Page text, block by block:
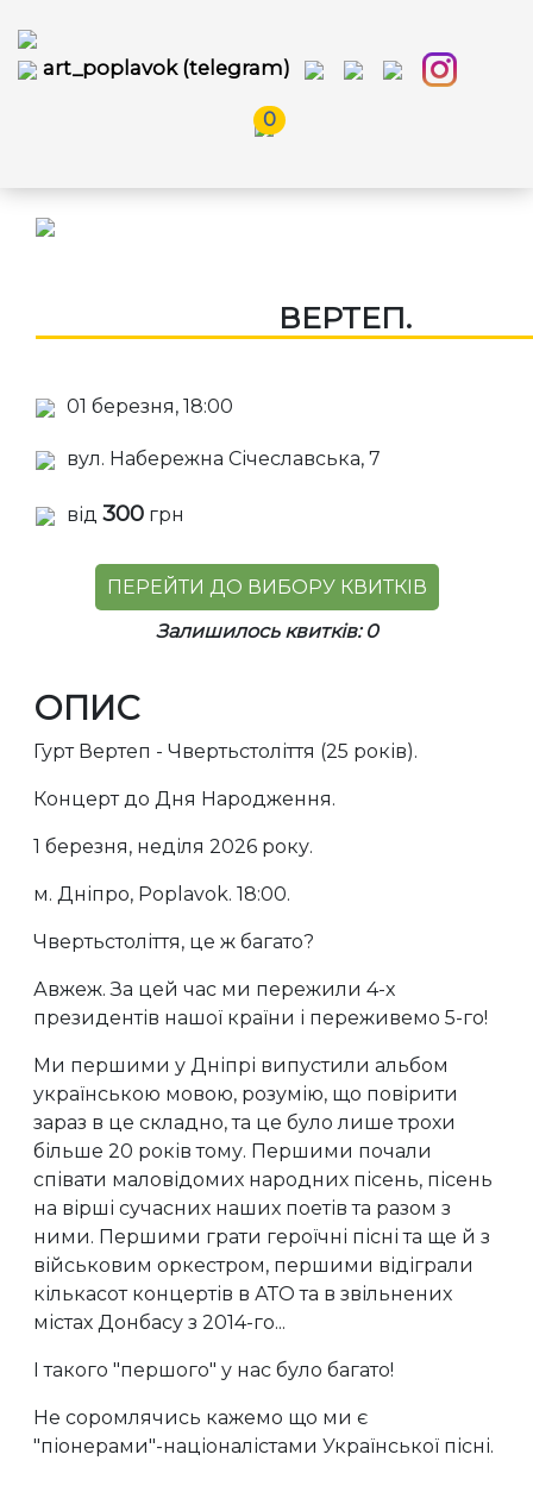
art_poplavok (telegram)
0
ВЕРТЕП.
01 березня, 18:00
вул. Набережна Січеславська, 7
від 300 грн
ПЕРЕЙТИ ДО ВИБОРУ КВИТКІВ
Залишилось квитків: 0
ОПИС
Гурт Вертеп - Чвертьстоліття (25 років).
Концерт до Дня Народження.
1 березня, неділя 2026 року.
м. Дніпро, Poplavok. 18:00.
Чвертьстоліття, це ж багато?
Авжеж. За цей час ми пережили 4-х
президентів нашої країни і переживемо 5-го!
Ми першими у Дніпрі випустили альбом
українською мовою, розумію, що повірити
зараз в це складно, та це було лише трохи
більше 20 років тому. Першими почали
співати маловідомих народних пісень, пісень
на вірші сучасних наших поетів та разом з
ними. Першими грати героїчні пісні та ще й з
військовим оркестром, першими відіграли
кількасот концертів в АТО та в звільнених
містах Донбасу з 2014-го...
І такого "першого" у нас було багато!
Не соромлячись кажемо що ми є
"піонерами"-націоналістами Української пісні.